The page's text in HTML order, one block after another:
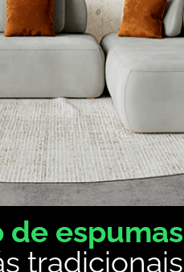
de espumas
tradicionais